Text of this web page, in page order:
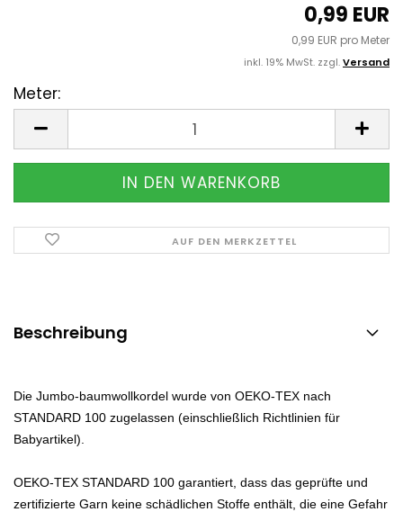
0,99 EUR
0,99 EUR pro Meter
inkl. 19% MwSt. zzgl.Versand
Meter:
AUF DEN MERKZETTEL
Beschreibung
Die Jumbo-baumwollkordel wurde von OEKO-TEX nach
STANDARD 100 zugelassen (einschließlich Richtlinien für
Babyartikel).
OEKO-TEX STANDARD 100 garantiert, dass das geprüfte und
zertifizierte Garn keine schädlichen Stoffe enthält, die eine Gefahr